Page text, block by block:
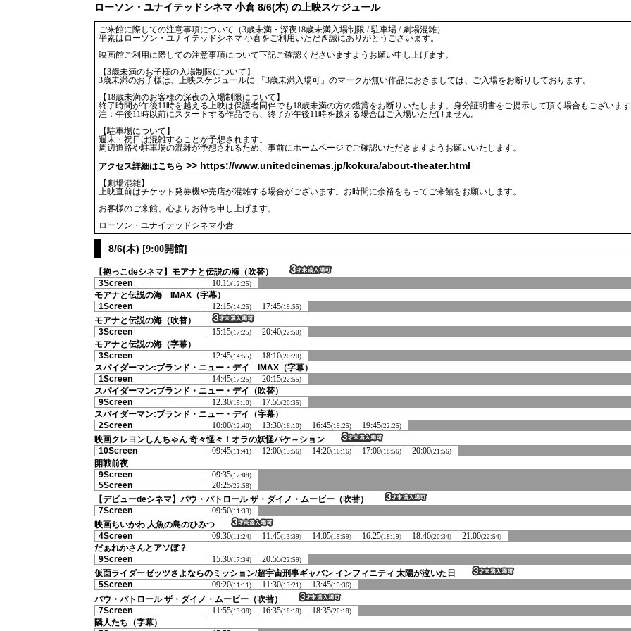
ローソン・ユナイテッドシネマ 小倉 8/6(木) の上映スケジュール
ご来館に際しての注意事項について（3歳未満・深夜18歳未満入場制限 / 駐車場 / 劇場混雑）
平素はローソン・ユナイテッドシネマ 小倉をご利用いただき誠にありがとうございます。
映画館ご利用に際しての注意事項について下記ご確認くださいますようお願い申し上げます。
【3歳未満のお子様の入場制限について】
3歳未満のお子様は、上映スケジュールに 「3歳未満入場可」のマークが無い作品におきましては、ご入場をお断りしております。
【18歳未満のお客様の深夜の入場制限について】
終了時間が午後11時を越える上映は保護者同伴でも18歳未満の方の鑑賞をお断りいたします。身分証明書をご提示して頂く場合もございます
注：午後11時以前にスタートする作品でも、終了が午後11時を越える場合はご入場いただけません。
【駐車場について】
週末・祝日は混雑することが予想されます。
周辺道路や駐車場の混雑が予想されるため、事前にホームページでご確認いただきますようお願いいたします。
アクセス詳細はこちら
【劇場混雑】
上映直前はチケット発券機や売店が混雑する場合がございます。お時間に余裕をもってご来館をお願いします。
お客様のご来館、心よりお待ち申し上げます。
ローソン・ユナイテッドシネマ小倉
8/6(木) [9:00開館]
【抱っこdeシネマ】モアナと伝説の海（吹替）
3Screen
10:15(12:25)
モアナと伝説の海 IMAX（字幕）
1Screen
12:15(14:25) 17:45(19:55)
モアナと伝説の海（吹替）
3Screen
15:15(17:25) 20:40(22:50)
モアナと伝説の海（字幕）
3Screen
12:45(14:55) 18:10(20:20)
スパイダーマン:ブランド・ニュー・デイ IMAX（字幕）
1Screen
14:45(17:25) 20:15(22:55)
スパイダーマン:ブランド・ニュー・デイ（吹替）
9Screen
12:30(15:10) 17:55(20:35)
スパイダーマン:ブランド・ニュー・デイ（字幕）
2Screen
10:00(12:40) 13:30(16:10) 16:45(19:25) 19:45(22:25)
映画クレヨンしんちゃん 奇々怪々！オラの妖怪バケ～ション
10Screen
09:45(11:41) 12:00(13:56) 14:20(16:16) 17:00(18:56) 20:00(21:56)
開戦前夜
9Screen
09:35(12:08)
5Screen 20:25(22:58)
【デビューdeシネマ】パウ・パトロール ザ・ダイノ・ムービー（吹替）
7Screen
09:50(11:33)
映画ちいかわ 人魚の島のひみつ
4Screen
09:30(11:24) 11:45(13:39) 14:05(15:59) 16:25(18:19) 18:40(20:34) 21:00(22:54)
だぁれかさんとアソぼ？
9Screen
15:30(17:34) 20:55(22:59)
仮面ライダーゼッツさよならのミッション/超宇宙刑事ギャバン インフィニティ 太陽が泣いた日
5Screen
09:20(11:11) 11:30(13:21) 13:45(15:36)
パウ・パトロール ザ・ダイノ・ムービー（吹替）
7Screen
11:55(13:38) 16:35(18:18) 18:35(20:18)
隣人たち（字幕）